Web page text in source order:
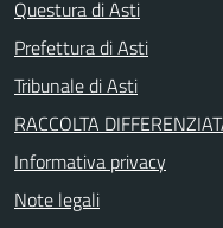
Questura di Asti
Prefettura di Asti
Tribunale di Asti
RACCOLTA
Informativa privacy
Note legali